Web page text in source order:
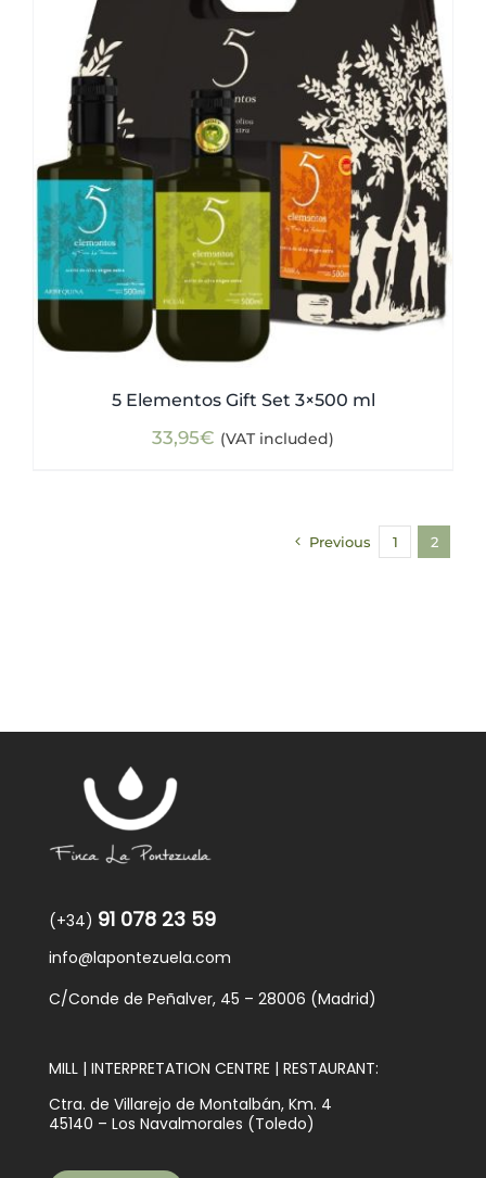
5 Elementos Gift Set 3×500 ml
33,95€ (VAT included)
Previous 1 2
(+34) 91 078 23 59
info@lapontezuela.com
C/Conde de Peñalver, 45 – 28006 (Madrid)
MILL | INTERPRETATION CENTRE | RESTAURANT:
Ctra. de Villarejo de Montalbán, Km. 4
45140 – Los Navalmorales (Toledo)